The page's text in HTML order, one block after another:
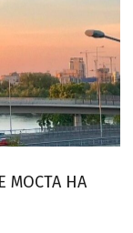
МОСТА НА